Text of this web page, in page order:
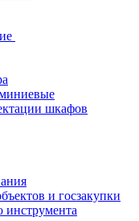
шкафов
и госзакупки
инструмента